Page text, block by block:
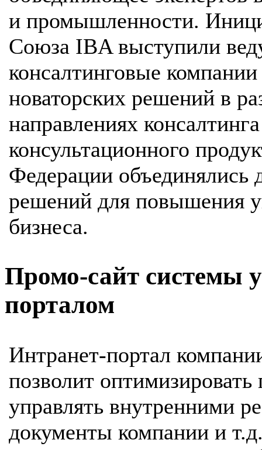
и промышленности.
Союза IBA выступили
консалтинговые
новаторских решений в
направлениях
консультационного
Федерации объединялись
решений для повышения
бизнеса.
Промо-сайт системы
порталом
Интранет-портал
позволит оптимизировать
управлять внутренними
документы компании и